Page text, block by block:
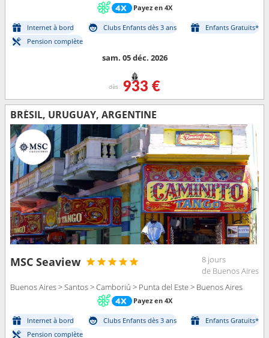
Payez en 4X
Internet à bord Clubs Enfants dès 3 ans
Enfants Gratuits*
Pension complète
sam. 05 déc. 2026
dès 933 €
BRÉSIL, URUGUAY, ARGENTINE
MSC Seaview
8 jours
de Buenos Aires
Buenos Aires > Santos > Camboriú > Punta del Este > Buenos Aires
Payez en 4X
Internet à bord Clubs Enfants dès 3 ans
Enfants Gratuits*
Pension complète